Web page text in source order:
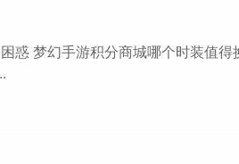
惑 梦幻手游积分商城哪个时装值得